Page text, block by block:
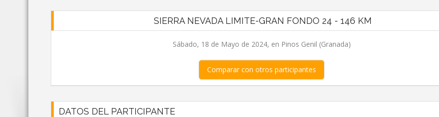
SIERRA NEVADA LIMITE-GRAN FONDO 24 - 146 KM
Sábado, 18 de Mayo de 2024, en Pinos Genil (Granada)
Comparar con otros participantes
DATOS DEL PARTICIPANTE